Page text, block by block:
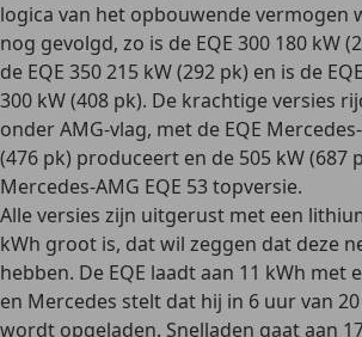
logica van het opbouwende vermogen
nog gevolgd, zo is de EQE 300 180 kW
de EQE 350 215 kW (292 pk) en is de
300 kW (408 pk). De krachtige versies
onder AMG-vlag, met de EQE
(476 pk) produceert en de 505 kW (687
Mercedes-AMG EQE 53 topversie.
Alle versies zijn uitgerust met een
kWh groot is, dat wil zeggen dat deze
hebben. De EQE laadt aan 11 kWh met
en Mercedes stelt dat hij in 6 uur van
wordt opgeladen. Snelladen gaat aan